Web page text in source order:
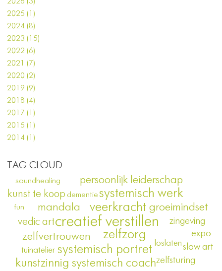
2025 (1)
2024 (8)
2023 (15)
2022 (6)
2021 (7)
2020 (2)
2019 (9)
2018 (4)
2017 (1)
2015 (1)
2014 (1)
TAG CLOUD
creatief verstillen
veerkracht
zelfzorg
systemisch portret
systemisch werk
kunstzinnig systemisch coach
zelfvertrouwen
persoonlijk leiderschap
mandala groeimindset
kunst te koop
vedic art zingeving
zelfsturing
slow art
expo
loslaten
tuinatelier
soundhealing
dementie
fun